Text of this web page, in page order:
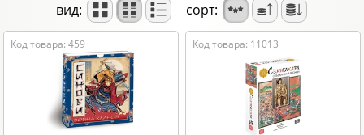
вид: сорт:
Код товара: 459 Код товара: 11013